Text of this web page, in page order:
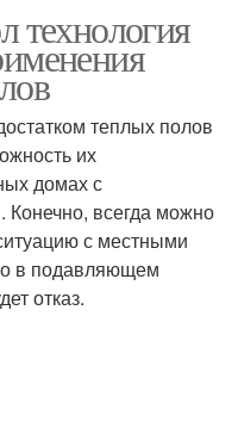
технология
теплых полов
их
домах с
всегда можно
с местными
в подавляющем
отказ.